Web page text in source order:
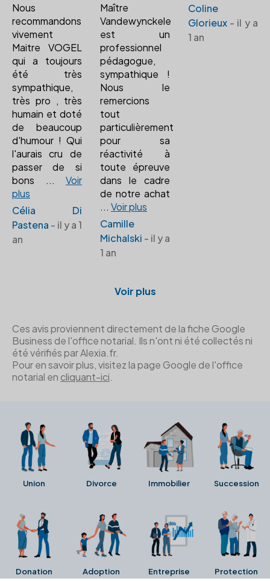
Nous
recommandons
vivement
Maitre VOGEL
qui a toujours
été très
sympathique,
très pro , très
humain et doté
de beaucoup
d'humour ! Qui
l'aurais cru de
passer de si
bons
... Voir
plus
Célia Di
Pastena - il y a 1
an
Maître
Vandewynckele
est un
professionnel
pédagogue,
sympathique !
Nous le
remercions
tout
particulièrement
pour sa
réactivité à
toute épreuve
dans le cadre
de notre achat
... Voir plus
Camille
Michalski - il y a
1 an
Coline
Glorieux - il y a
1 an
Voir plus
Ces avis proviennent directement de la fiche Google
Business de l'office notarial. Ils n'ont ni été collectés ni
été vérifiés par Alexia.fr.
Pour en savoir plus, visitez la page Google de l'office
notarial en cliquant-ici.
Union Divorce Immobilier Succession
Donation Adoption Entreprise Protection